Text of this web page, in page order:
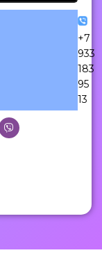
+7
933
183
95
13